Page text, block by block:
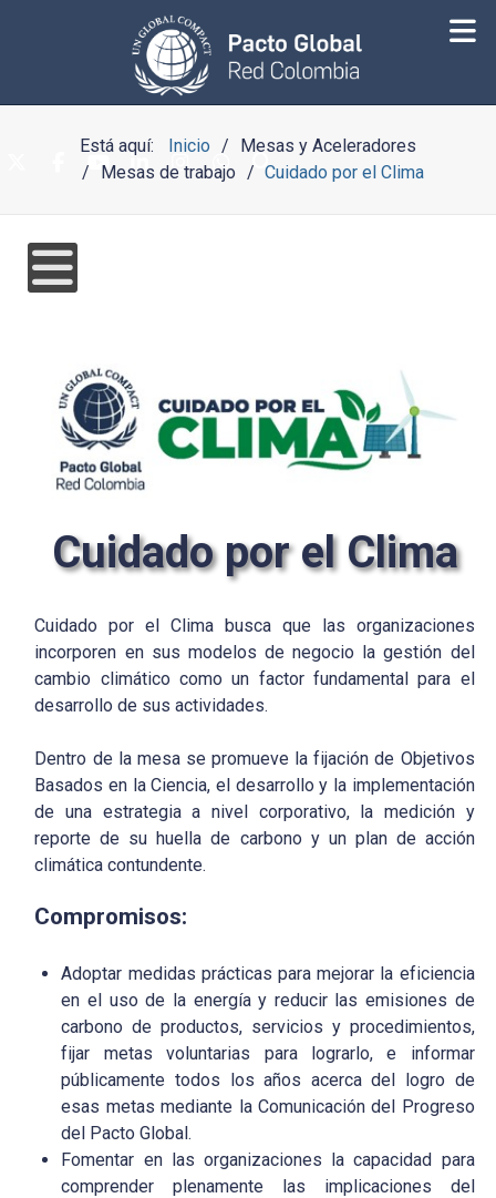
Está aquí: Inicio
Mesas y Aceleradores
Mesas de trabajo
Cuidado por el Clima
Cuidado por el Clima
Cuidado por el Clima busca que las organizaciones
incorporen en sus modelos de negocio la gestión del
cambio climático como un factor fundamental para el
desarrollo de sus actividades.
Dentro de la mesa se promueve la fijación de Objetivos
Basados en la Ciencia, el desarrollo y la implementación
de una estrategia a nivel corporativo, la medición y
reporte de su huella de carbono y un plan de acción
climática contundente.
Compromisos:
Adoptar medidas prácticas para mejorar la eficiencia
en el uso de la energía y reducir las emisiones de
carbono de productos, servicios y procedimientos,
fijar metas voluntarias para lograrlo, e informar
públicamente todos los años acerca del logro de
esas metas mediante la Comunicación del Progreso
del Pacto Global.
Fomentar en las organizaciones la capacidad para
comprender plenamente las implicaciones del